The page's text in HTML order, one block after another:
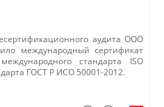
аудита ООО
международный сертификат
стандарта ISO
ГОСТ Р ИСО 50001-2012.